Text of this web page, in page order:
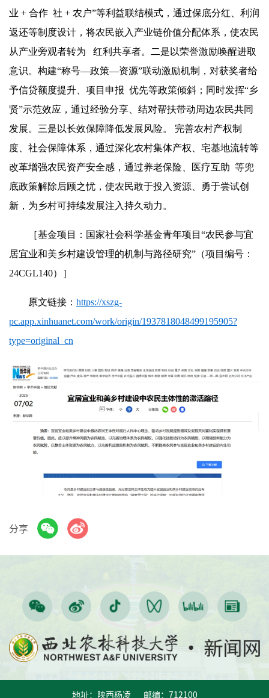
业 + 合作 社 + 农户”等利益联结模式，通过保底分红、利润
返还等制度设计，将农民嵌入产业链价值分配体系，使农民
从产业旁观者转为 红利共享者。二是以荣誉激励唤醒进取
意识。构建“称号—政策—资源”联动激励机制，对获奖者给
予信贷额度提升、项目申报 优先等政策倾斜；同时发挥“乡
贤”示范效应，通过经验分享、结对帮扶带动周边农民共同
发展。三是以长效保障降低发展风险。 完善农村产权制
度、社会保障体系，通过深化农村集体产权、宅基地流转等
改革增强农民资产安全感，通过养老保险、医疗互助 等兜
底政策解除后顾之忧，使农民敢于投入资源、勇于尝试创
新，为乡村可持续发展注入持久动力。
［基金项目：国家社会科学基金青年项目“农民参与宜
居宜业和美乡村建设管理的机制与路径研究”（项目编号：
24CGL140）］
原文链接： https://xszg-
pc.app.xinhuanet.com/work/origin/1937818048499195905?
type=original_cn
分享
地址：陕西杨凌 邮编：712100